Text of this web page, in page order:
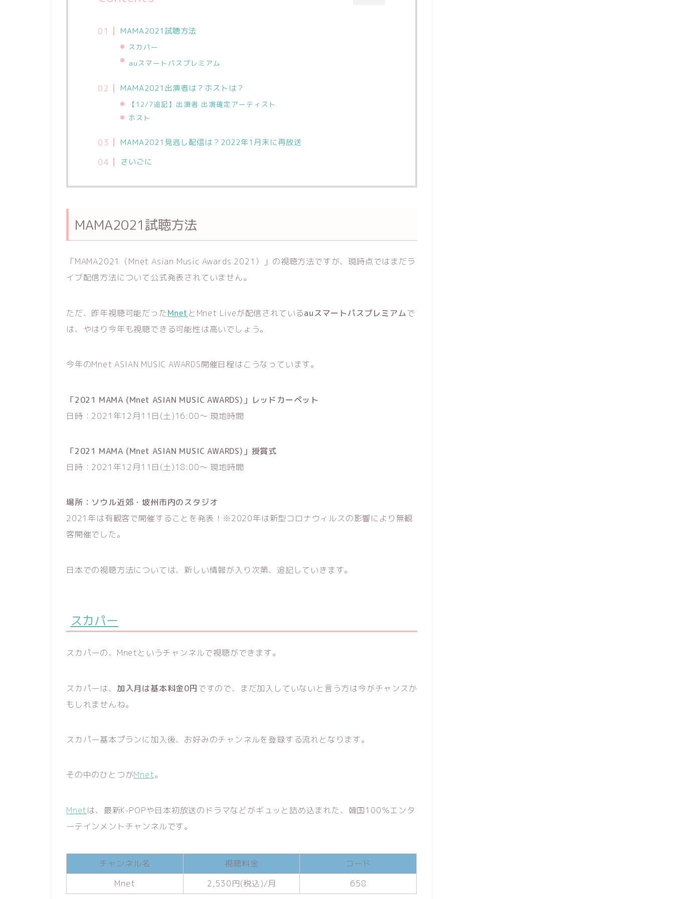
MAMA2021試聴方法
スカパー
auスマートパスプレミアム
MAMA2021出演者は？ホストは？
【12/7追記】出演者 出演確定アーティスト
ホスト
MAMA2021見逃し配信は？2022年1月末に再放送
さいごに
MAMA2021試聴方法
「MAMA2021（Mnet Asian Music Awards 2021）」の視聴方法ですが、現時点ではまだラ
イブ配信方法について公式発表されていません。
ただ、昨年視聴可能だったMnetとMnet Liveが配信されているauスマートパスプレミアムで
は、やはり今年も視聴できる可能性は高いでしょう。
今年のMnet ASIAN MUSIC AWARDS開催日程はこうなっています。
「2021 MAMA (Mnet ASIAN MUSIC AWARDS)」レッドカーペット
日時：2021年12月11日(土)16:00～ 現地時間
「2021 MAMA (Mnet ASIAN MUSIC AWARDS)」授賞式
日時：2021年12月11日(土)18:00～ 現地時間
場所：ソウル近郊・坡州市内のスタジオ
2021年は有観客で開催することを発表！※2020年は新型コロナウィルスの影響により無観
客開催でした。
日本での視聴方法については、新しい情報が入り次第、追記していきます。
スカパー
スカパーの、Mnetというチャンネルで視聴ができます。
スカパーは、 加入月は基本料金0円ですので、まだ加入していないと言う方は今がチャンスか
もしれませんね。
スカパー基本プランに加入後、お好みのチャンネルを登録する流れとなります。
その中のひとつがMnet。
Mnetは、最新K-POPや日本初放送のドラマなどがギュッと詰め込まれた、韓国100％エンタ
ーテインメントチャンネルです。
チャンネル名 視聴料金
コード
Mnet
2,530円(税込)/月 658